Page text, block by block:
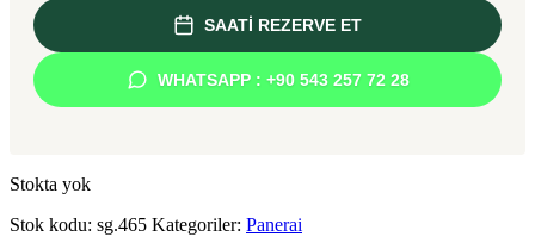
SAATİ REZERVE ET
WHATSAPP : +90 543 257 72 28
Stokta yok
Stok kodu: sg.465 Kategoriler: Panerai